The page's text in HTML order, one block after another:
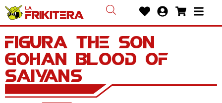
contenido
HeartUser-
circlecart
Bars
Figura The Son
Gohan Blood of
Saiyans